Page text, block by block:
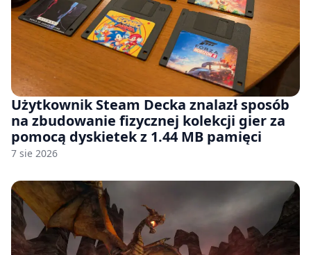
Użytkownik Steam Decka znalazł sposób
na zbudowanie fizycznej kolekcji gier za
pomocą dyskietek z 1.44 MB pamięci
7 sie 2026